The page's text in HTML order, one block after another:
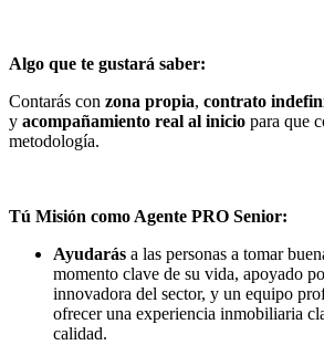
Algo que te gustará saber:
Contarás con zona propia, contrato
y acompañamiento real al inicio para que
metodología.
Tú Misión como Agente PRO Senior:
Ayudarás a las personas a tomar
momento clave de su vida, apoyado
innovadora del sector, y un equipo
ofrecer una experiencia inmobiliaria
calidad.